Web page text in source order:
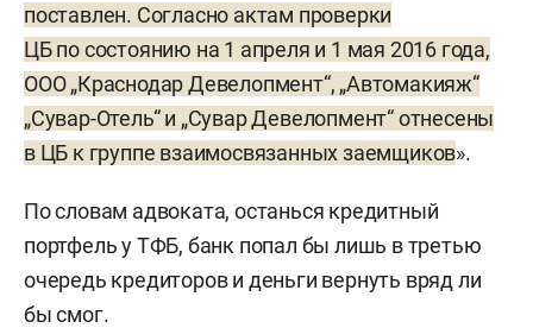
поставлен. Согласно актам проверки
ЦБ по состоянию на 1 апреля и 1 мая 2016 года,
ООО „Краснодар Девелопмент“, „Автомакияж“
„Сувар-Отель“ и „Сувар Девелопмент“ отнесены
в ЦБ к группе взаимосвязанных заемщиков».
По словам адвоката, останься кредитный
портфель у ТФБ, банк попал бы лишь в третью
очередь кредиторов и деньги вернуть вряд ли
бы смог.